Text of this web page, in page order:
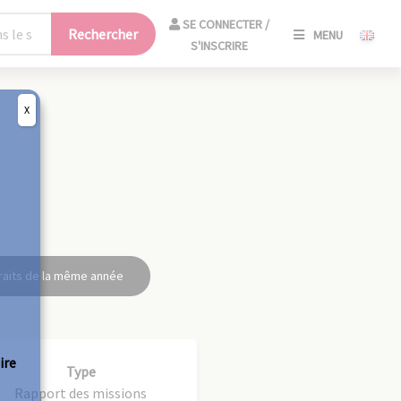
Rechercher
SE CONNECTER /
S'INSCRIRE
MENU
de la même année
Type
Rapport des missions
X